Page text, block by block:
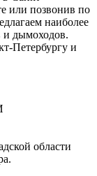
или позвонив по
наиболее
и дымоходов.
Петербургу и
области